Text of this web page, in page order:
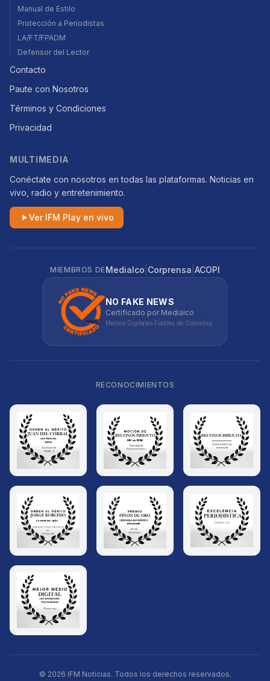
Manual de Estilo
Protección a Periodistas
LA/FT/FPADM
Defensor del Lector
Contacto
Paute con Nosotros
Términos y Condiciones
Privacidad
MULTIMEDIA
Conéctate con nosotros en todas las plataformas. Noticias en
vivo, radio y entretenimiento.
Ver IFM Play en vivo
MIEMBROS DEMedialco Corprensa ACOPI
NO FAKE NEWS
Certificado por Medialco
Medios Digitales Fiables de Colombia
RECONOCIMIENTOS
© 2026 IFM Noticias. Todos los derechos reservados.